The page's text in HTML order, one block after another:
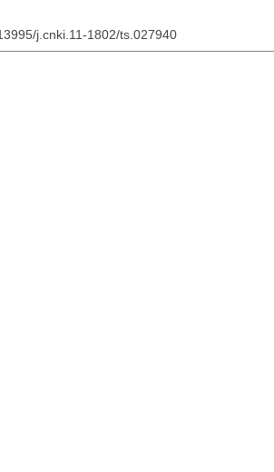
j.cnki.11-1802/ts.027940